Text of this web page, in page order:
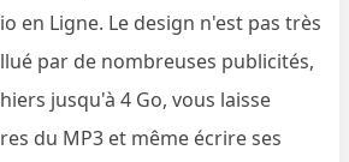
en Ligne. Le design n'est pas très
par de nombreuses publicités,
jusqu'à 4 Go, vous laisse
du MP3 et même écrire ses